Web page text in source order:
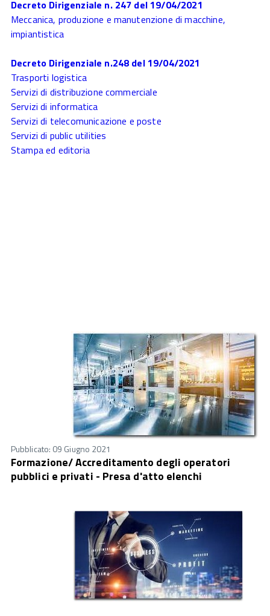
Decreto Dirigenziale n. 247 del 19/04/2021
Meccanica, produzione e manutenzione di macchine,
impiantistica
Decreto Dirigenziale n.248 del 19/04/2021
Trasporti logistica
Servizi di distribuzione commerciale
Servizi di informatica
Servizi di telecomunicazione e poste
Servizi di public utilities
Stampa ed editoria
Pubblicato: 09 Giugno 2021
Formazione/ Accreditamento degli operatori
pubblici e privati - Presa d'atto elenchi